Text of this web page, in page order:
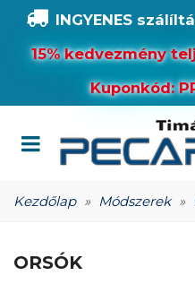
INGYENES
15% kedvezmény
Kuponkód:
Kezdőlap » Módszerek »
ORSÓK